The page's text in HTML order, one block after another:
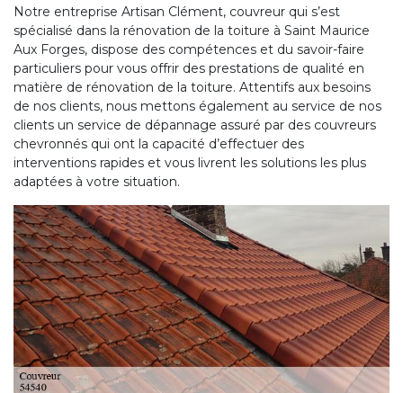
Notre entreprise Artisan Clément, couvreur qui s’est
spécialisé dans la rénovation de la toiture à Saint Maurice
Aux Forges, dispose des compétences et du savoir-faire
particuliers pour vous offrir des prestations de qualité en
matière de rénovation de la toiture. Attentifs aux besoins
de nos clients, nous mettons également au service de nos
clients un service de dépannage assuré par des couvreurs
chevronnés qui ont la capacité d’effectuer des
interventions rapides et vous livrent les solutions les plus
adaptées à votre situation.